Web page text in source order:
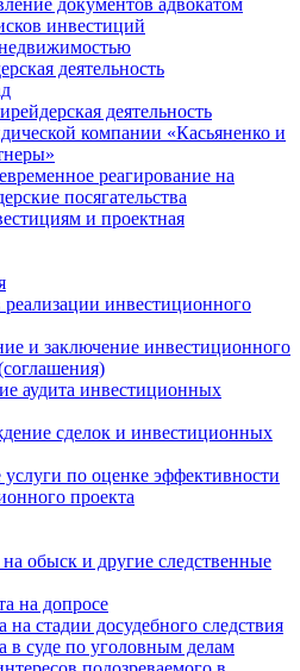
документов адвокатом
инвестиций
деятельность
деятельность
компании «Касьяненко и
реагирование на
посягательства
и проектная
инвестиционного
и заключение инвестиционного
аудита инвестиционных
сделок и инвестиционных
по оценке эффективности
проекта
обыск и другие следственные
на допросе
на стадии досудебного следствия
в суде по уголовным делам